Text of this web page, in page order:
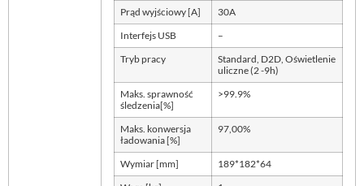
Prąd wyjściowy [A] 30A
Interfejs USB –
Tryb pracy
Standard, D2D, Oświetlenie
uliczne (2 -9h)
Maks. sprawność
śledzenia[%]
>99.9%
Maks. konwersja
ładowania [%]
97,00%
Wymiar [mm] 189*182*64